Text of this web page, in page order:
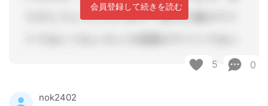
会員登録して続きを読む
5 0
nok2402